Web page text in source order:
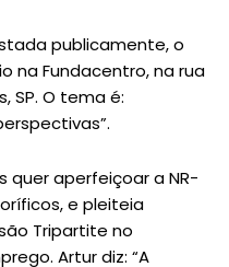
publicamente, o
na Fundacentro, na rua
SP. O tema é:
quer aperfeiçoar a NR-
e pleiteia
Tripartite no
Artur diz: “A